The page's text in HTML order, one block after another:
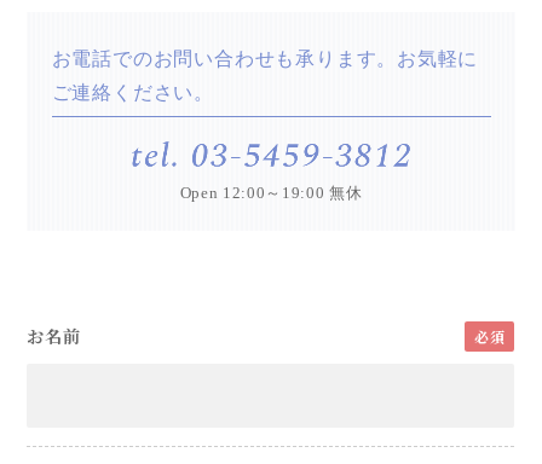
お電話でのお問い合わせも承ります。お気軽に
ご連絡ください。
Open 12:00～19:00 無休
お名前 必須